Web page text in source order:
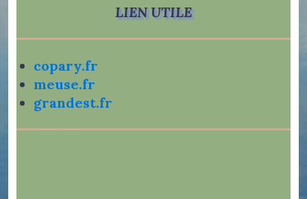
LIEN UTILE
copary.fr
meuse.fr
grandest.fr